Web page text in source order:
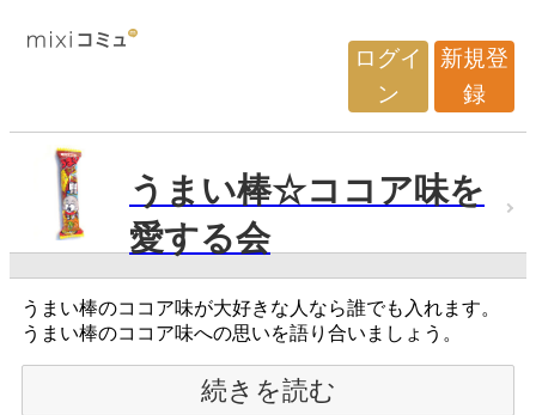
ログイ
ン
新規登
録
うまい棒☆ココア味を
愛する会
うまい棒のココア味が大好きな人なら誰でも入れます。
うまい棒のココア味への思いを語り合いましょう。
続きを読む